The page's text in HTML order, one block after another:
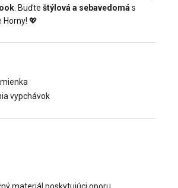
. Buďte štýlová a sebavedomá s
Horny! 💖
vypchávok
materiál poskytujúci oporu